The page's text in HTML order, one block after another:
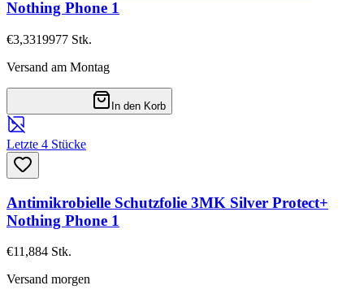
Nothing Phone 1
€3,3319977 Stk.
Versand am Montag
In den Korb
Letzte 4 Stücke
Antimikrobielle Schutzfolie 3MK Silver Protect+
Nothing Phone 1
€11,884 Stk.
Versand morgen